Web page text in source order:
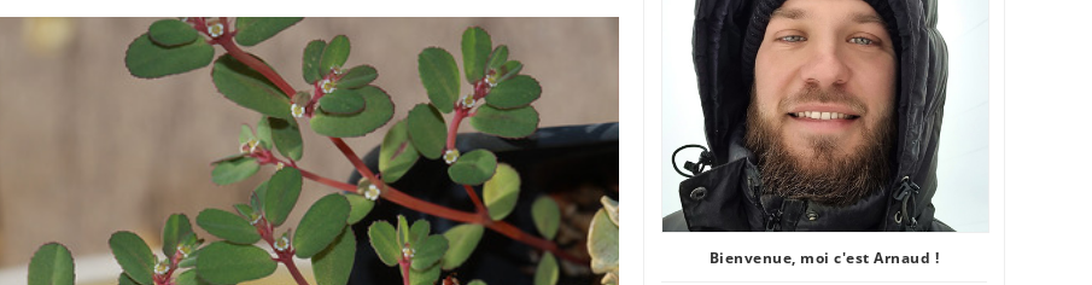
Bienvenue, moi c'est Arnaud !